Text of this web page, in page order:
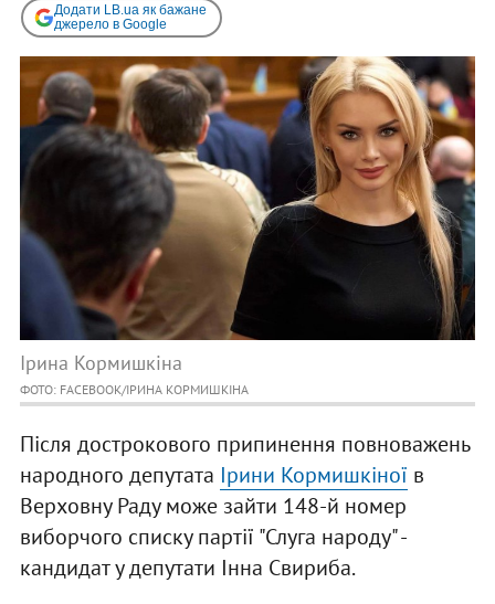
Додати LB.ua як бажане
джерело в Google
Ірина Кормишкіна
ФОТО: FACEBOOK/ІРИНА КОРМИШКІНА
Після дострокового припинення повноважень
народного депутата Ірини Кормишкіної в
Верховну Раду може зайти 148-й номер
виборчого списку партії "Слуга народу" -
кандидат у депутати Інна Свириба.